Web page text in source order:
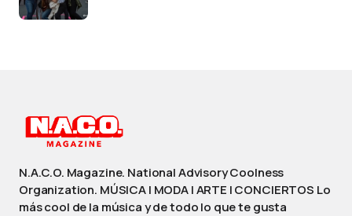
N.A.C.O. Magazine. National Advisory Coolness
Organization. MÚSICA | MODA | ARTE | CONCIERTOS Lo
más cool de la música y de todo lo que te gusta